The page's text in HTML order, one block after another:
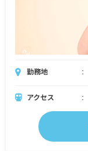
勤務地
アクセス